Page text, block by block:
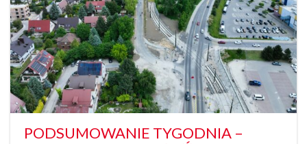
PODSUMOWANIE TYGODNIA –